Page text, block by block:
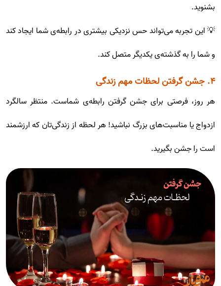
بشنوید.
💡 این تجربه می‌تواند حس نزدیکی بیشتری در رابطه‌ی شما ایجاد کند
و شما را به گذشته‌ی یکدیگر متصل کند.
۴. جشن گرفتن لحظات مهم زندگی
هر روز، فرصتی برای جشن گرفتن رابطه‌ی شماست. منتظر سالگرد
ازدواج یا مناسبت‌های بزرگ نباشید! هر لحظه از زندگی‌تان که ارزشمند
است را جشن بگیرید.